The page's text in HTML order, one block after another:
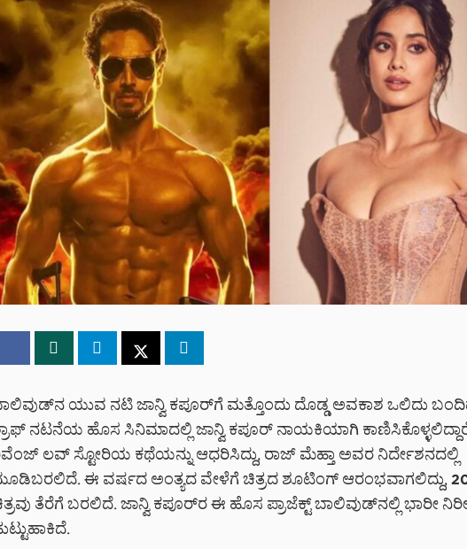
ಯುವ ನಟಿ ಜಾನ್ವಿ ಕಪೂರ್‌ಗೆ ಮತ್ತೊಂದು ದೊಡ್ಡ ಅವಕಾಶ ಒಲಿದು
ನಟನೆಯ ಹೊಸ ಸಿನಿಮಾದಲ್ಲಿ ಜಾನ್ವಿ ಕಪೂರ್ ನಾಯಕಿಯಾಗಿ
ಲವ್ ಸ್ಟೋರಿಯ ಕಥೆಯನ್ನು ಆಧರಿಸಿದ್ದು, ರಾಜ್ ಮೆಹ್ತಾ ಅವರ ನಿರ್ದೇಶನದಲ್ಲಿ
ಈ ವರ್ಷದ ಅಂತ್ಯದ ವೇಳೆಗೆ ಚಿತ್ರದ ಶೂಟಿಂಗ್ ಆರಂಭವಾಗಲಿದ್ದು,
ತೆರೆಗೆ ಬರಲಿದೆ. ಜಾನ್ವಿ ಕಪೂರ್‌ರ ಈ ಹೊಸ ಪ್ರಾಜೆಕ್ಟ್ ಬಾಲಿವುಡ್‌ನಲ್ಲಿ ಭಾರೀ